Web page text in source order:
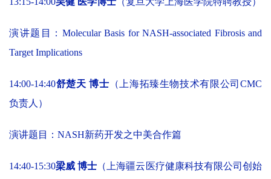
演讲题目：Molecular Basis for NASH-associated Fibrosis and
Target Implications
14:00-14:40舒楚天 博士 （上海拓臻生物技术有限公司CMC
负责人）
演讲题目：NASH新药开发之中美合作篇
14:40-15:30梁威 博士 （上海疆云医疗健康科技有限公司创始